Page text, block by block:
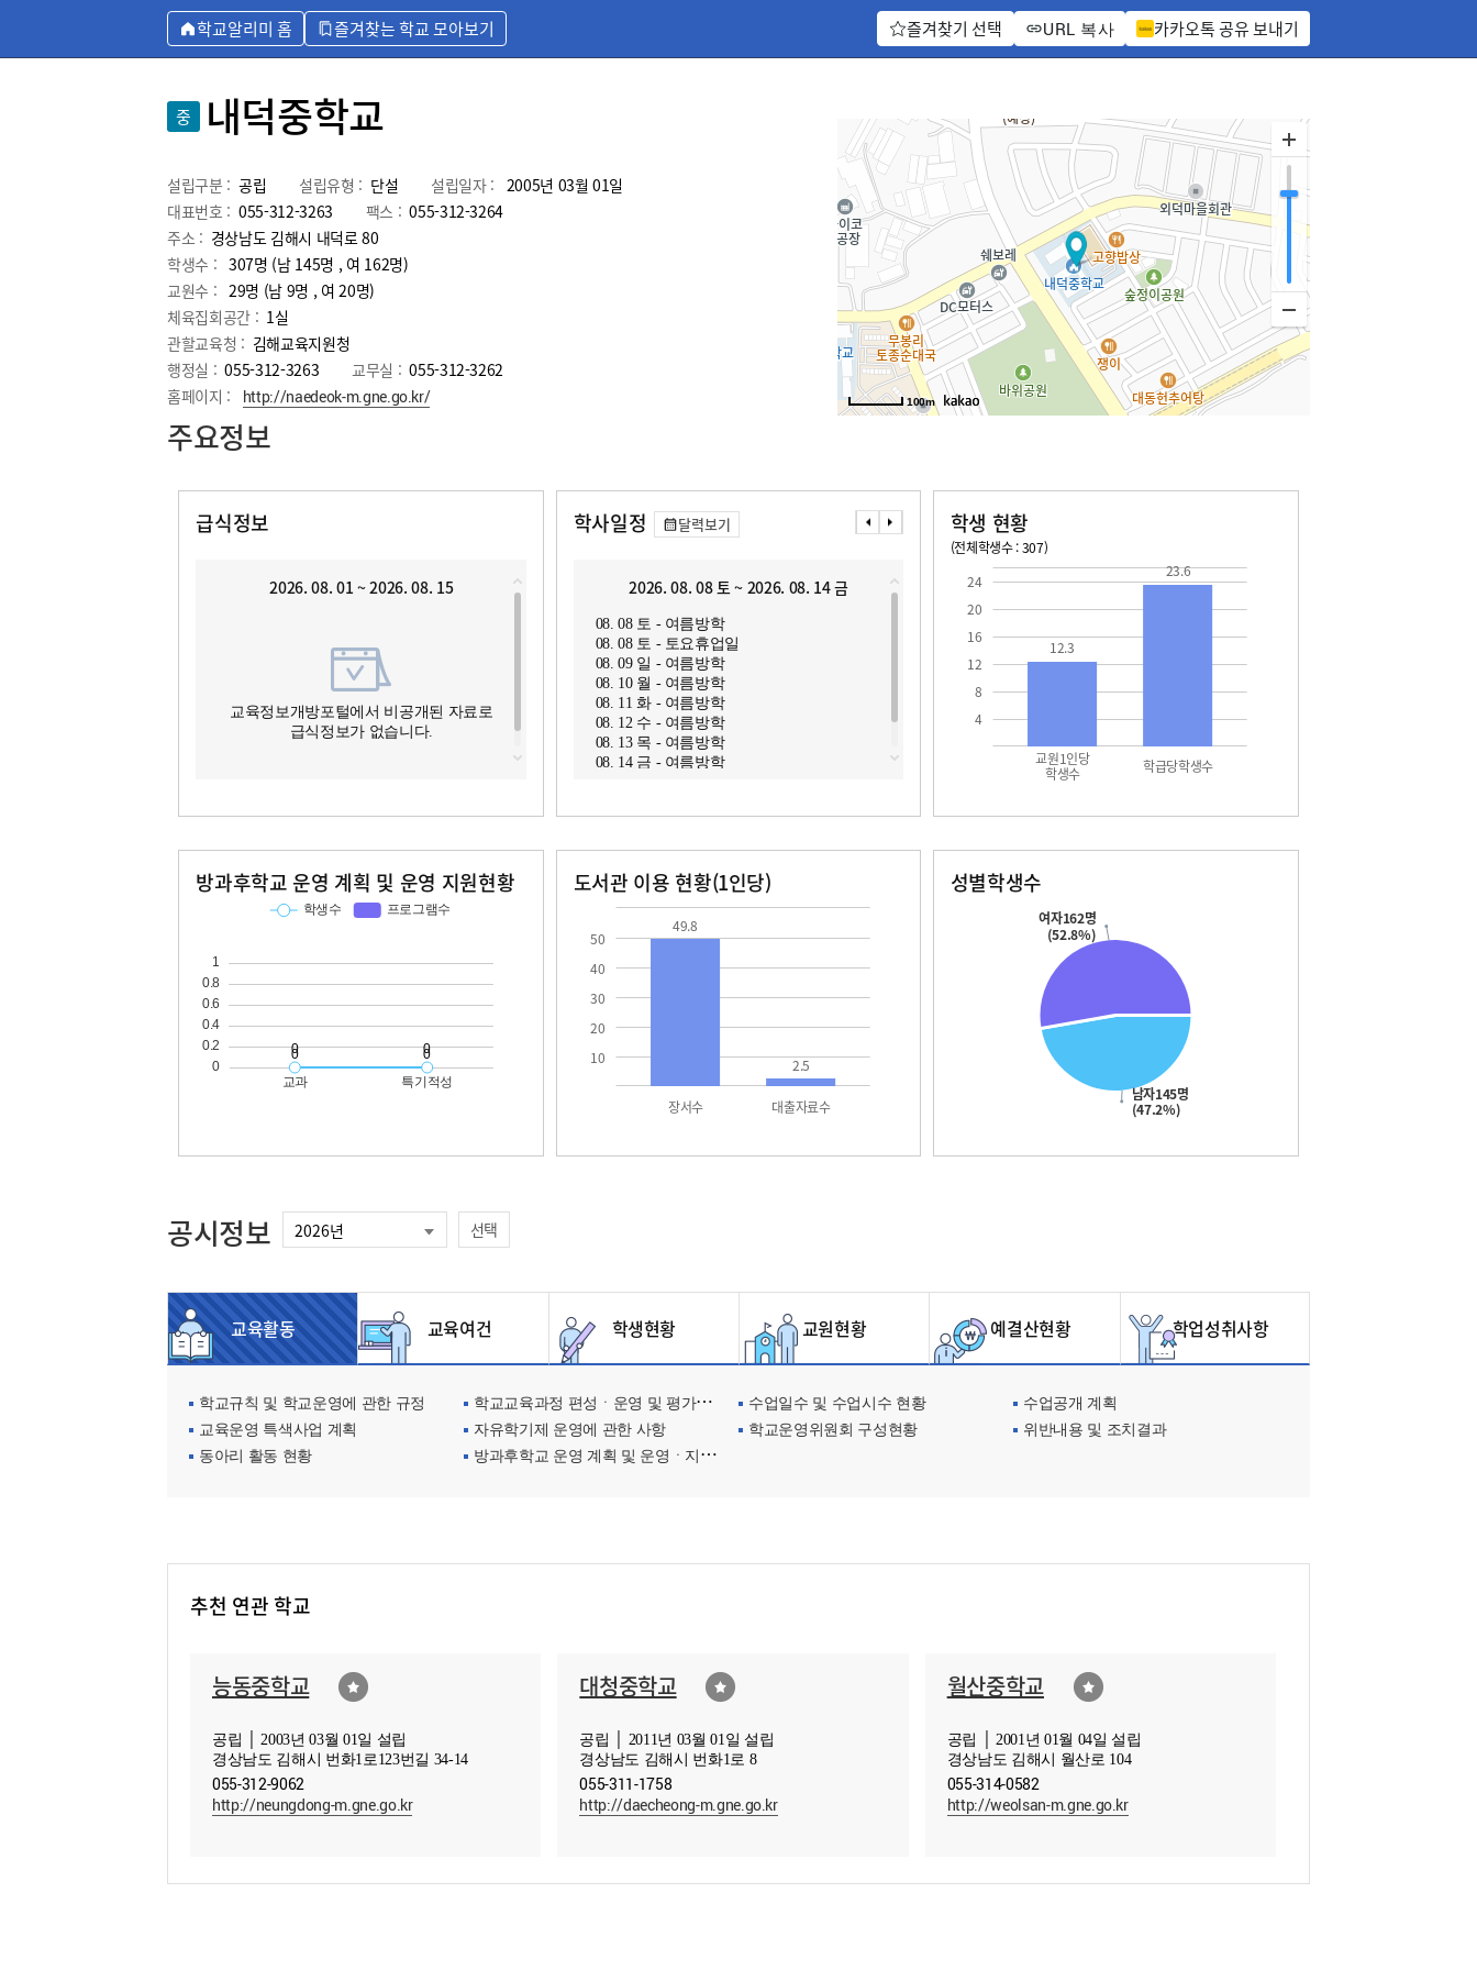
학교알리미 홈 즐겨찾는 학교 모아보기 즐겨찾기 선택 URL 복사 카카오톡 공유 보내기
중 내덕중학교
설립구분 : 공립 설립유형 : 단설 설립일자 : 2005년 03월 01일
대표번호 : 055-312-3263 팩스 : 055-312-3264
주소 : 경상남도 김해시 내덕로 80
학생수 : 307명 (남 145명 , 여 162명)
교원수 : 29명 (남 9명 , 여20명)
체육집회공간 : 1실
관할교육청 : 김해교육지원청
행정실 : 055-312-3263 교무실 : 055-312-3262
홈페이지 :
http://naedeok-m.gne.go.kr/ 100m
주요정보
급식정보
2026. 08. 01 ~ 2026. 08. 15
교육정보개방포털에서 비공개된 자료로
급식정보가 없습니다.
학사일정 달력보기
2026. 08. 08 토 ~ 2026. 08. 14 금
08. 08 토 - 여름방학
08. 08 토 - 토요휴업일
08. 09 일 - 여름방학
08. 10 월 - 여름방학
08. 11 화 - 여름방학
08. 12 수 - 여름방학
08. 13 목 - 여름방학
08. 14 금 - 여름방학
2026. 08. 15 토 ~ 2026. 08. 21 금
08. 15 토 - 토요휴업일
08. 16 일 - 여름방학
08. 17 월 - 여름방학
08. 18 화 - 개학식
학생 현황
(전체학생수 : 307)
4
8
12
16
20
24
교원1인당
학생수 학급당학생수
12.3
23.6
방과후학교 운영 계획 및 운영 지원현황 도서관 이용 현황(1인당)
10
20
30
40
50
장서수 대출자료수
49.8
2.5
성별학생수
남자145명
(47.2%)
여자162명
(52.8%)
공시정보 선택
교육활동 교육여건 학생현황 교원현황 예결산현황 학업성취사항
학교규칙 및 학교운영에 관한 규정 학교교육과정 편성ㆍ운영 및 평가에 관한 사항 수업일수 및 수업시수 현황
수업공개 계획
교육운영 특색사업 계획
자유학기제 운영에 관한 사항 학교운영위원회 구성현황
위반내용 및 조치결과
동아리 활동 현황
방과후학교 운영 계획 및 운영ㆍ지원현황
추천 연관 학교
능동중학교
공립 │ 2003년 03월 01일 설립
경상남도 김해시 번화1로123번길 34-14
055-312-9062
http://neungdong-m.gne.go.kr
대청중학교
공립 │ 2011년 03월 01일 설립
경상남도 김해시 번화1로 8
055-311-1758
http://daecheong-m.gne.go.kr
월산중학교
공립 │ 2001년 01월 04일 설립
경상남도 김해시 월산로 104
055-314-0582
http://weolsan-m.gne.go.kr